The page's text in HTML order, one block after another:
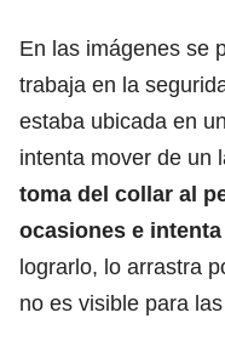
En las imágenes se
trabaja en la
estaba ubicada en
intenta mover de un
toma del collar al
ocasiones e
lograrlo, lo arrastra
no es visible para